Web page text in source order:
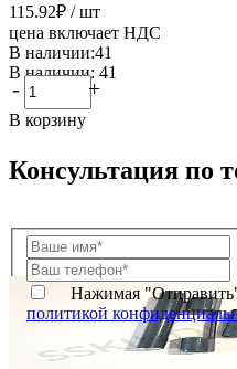
115.92₽ / шт
цена включает НДС
В наличии:41
В наличии: 41
- +
В корзину
Консультация по
Нажимая
политикой